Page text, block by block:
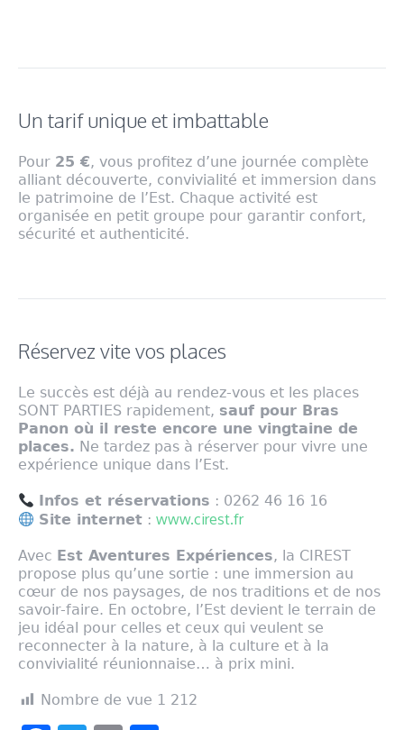
Un tarif unique et imbattable
Pour 25 €, vous profitez d’une journée complète
alliant découverte, convivialité et immersion dans
le patrimoine de l’Est. Chaque activité est
organisée en petit groupe pour garantir confort,
sécurité et authenticité.
Réservez vite vos places
Le succès est déjà au rendez-vous et les places
SONT PARTIES rapidement, sauf pour Bras
Panon où il reste encore une vingtaine de
places. Ne tardez pas à réserver pour vivre une
expérience unique dans l’Est.
Infos et réservations : 0262 46 16 16
Site internet :www.cirest.fr
Avec Est Aventures Expériences, la CIREST
propose plus qu’une sortie : une immersion au
cœur de nos paysages, de nos traditions et de nos
savoir-faire. En octobre, l’Est devient le terrain de
jeu idéal pour celles et ceux qui veulent se
reconnecter à la nature, à la culture et à la
convivialité réunionnaise… à prix mini.
Nombre de vue 1 212